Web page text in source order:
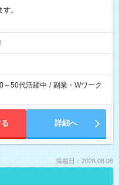
。
～50代活躍中 / 副業・Wワーク
詳細へ
掲載日：2026.08.08